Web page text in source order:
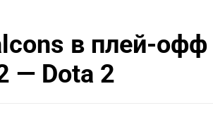
в плей-офф
— Dota 2